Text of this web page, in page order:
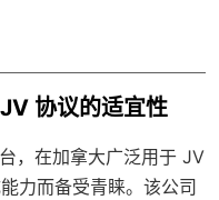
协议的适宜性
，在加拿大广泛用于 JV
力而备受青睐。该公司